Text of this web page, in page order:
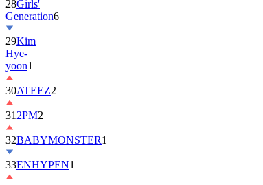
29Kim
Hye-
yoon1
30ATEEZ
312PM2
32 BABYMONSTER
33ENHYPEN1
34ILLIT6